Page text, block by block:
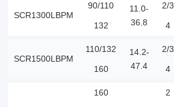
SCR1300LBPM
90/110
11.0-
36.8
2/3
132
4
SCR1500LBPM
110/132
14.2-
47.4
2/3
160
4
160 2